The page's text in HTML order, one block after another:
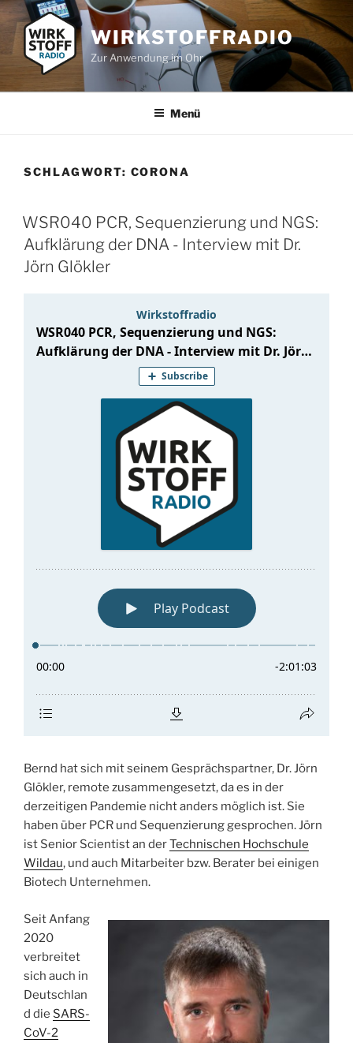
Zum
Inhalt
springen
WIRKSTOFFRADIO
Zur Anwendung im Ohr
Menü
SCHLAGWORT: CORONA
WSR040 PCR, Sequenzierung und NGS:
Aufklärung der DNA - Interview mit Dr.
Jörn Glökler
Bernd hat sich mit seinem Gesprächspartner, Dr. Jörn
Glökler, remote zusammengesetzt, da es in der
derzeitigen Pandemie nicht anders möglich ist. Sie
haben über PCR und Sequenzierung gesprochen. Jörn
ist Senior Scientist an derTechnischen Hochschule
Wildau, und auch Mitarbeiter bzw. Berater bei einigen
Biotech Unternehmen.
Seit Anfang
2020
verbreitet
sich auch in
Deutschlan
d die SARS-
CoV-2